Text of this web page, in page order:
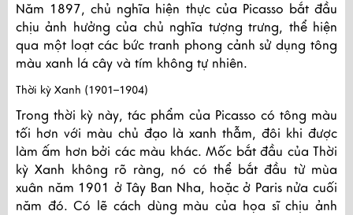
Năm 1897, chủ nghĩa hiện thực của Picasso bắt đầu
chịu ảnh hưởng của chủ nghĩa tượng trưng, thể hiện
qua một loạt các bức tranh phong cảnh sử dụng tông
màu xanh lá cây và tím không tự nhiên.
Thời kỳ Xanh (1901–1904)
Trong thời kỳ này, tác phẩm của Picasso có tông màu
tối hơn với màu chủ đạo là xanh thẫm, đôi khi được
làm ấm hơn bởi các màu khác. Mốc bắt đầu của Thời
kỳ Xanh không rõ ràng, nó có thể bắt đầu từ mùa
xuân năm 1901 ở Tây Ban Nha, hoặc ở Paris nửa cuối
năm đó. Có lẽ cách dùng màu của họa sĩ chịu ảnh